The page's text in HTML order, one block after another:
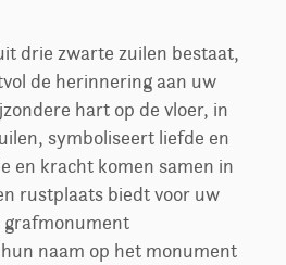
drie zwarte zuilen bestaat,
de herinnering aan uw
hart op de vloer, in
symboliseert liefde en
en kracht komen samen in
rustplaats biedt voor uw
naam op het monument